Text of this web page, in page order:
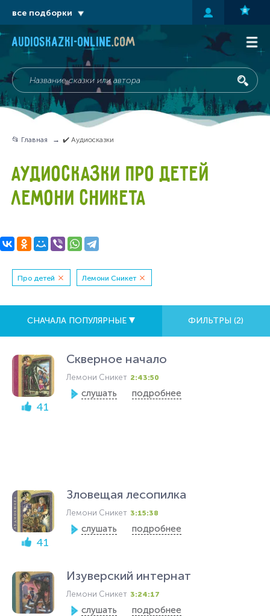
audioskazki-online.com
📂 Главная ✔️ Аудиосказки
АУДИОСКАЗКИ ПРО ДЕТЕЙ
ЛЕМОНИ СНИКЕТА
Про детей Лемони Сникет
СНАЧАЛА ПОПУЛЯРНЫЕ ФИЛЬТРЫ (2)
41
Скверное начало
Лемони Сникет 2:43:50
слушать подробнее
41
Зловещая лесопилка
Лемони Сникет 3:15:38
слушать подробнее
Изуверский интернат
Лемони Сникет 3:24:17
слушать подробнее
все подборки